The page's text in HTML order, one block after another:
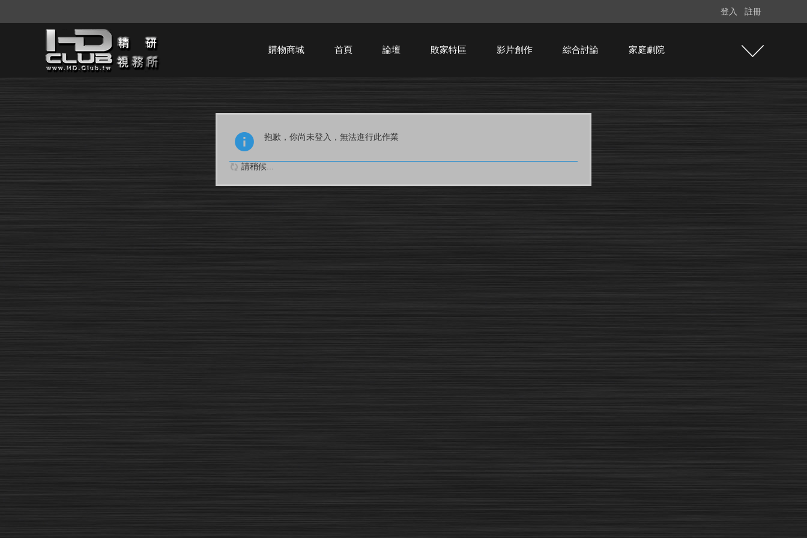
登入 註冊
購物商城 首頁 論壇 敗家特區 影片創作 綜合討論 家庭劇院
抱歉，你尚未登入，無法進行此作業
請稍候...